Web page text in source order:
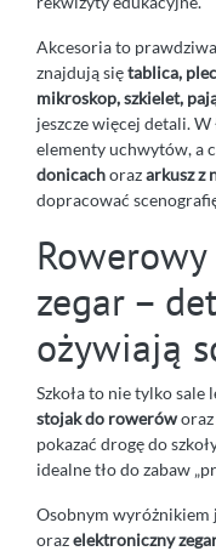
Akcesoria to
znajdują siętablica,
mikroskop, szkielet,
jeszcze więcej detali.
elementy uchwytów, a
donicachorazarkusz z
dopracować
zegar –
ożywiają
Szkoła to nie tylko
stojak do roweróworaz
pokazać drogę do
idealne tło do zabaw
Osobnym wyróżnikiem
orazelektroniczny